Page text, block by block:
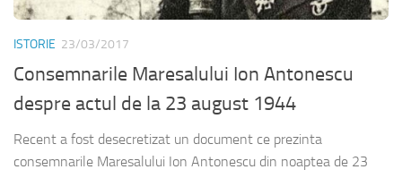
ISTORIE 23/03/2017
Consemnarile Maresalului Ion Antonescu
despre actul de la 23 august 1944
Recent a fost desecretizat un document ce prezinta
consemnarile Maresalului Ion Antonescu din noaptea de 23